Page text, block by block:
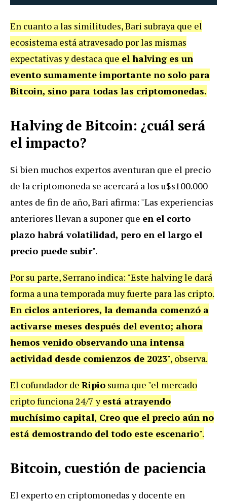
En cuanto a las similitudes, Bari subraya que el
ecosistema está atravesado por las mismas
expectativas y destaca que el halving es un
evento sumamente importante no solo para
Bitcoin, sino para todas las criptomonedas.
Halving de Bitcoin: ¿cuál será
el impacto?
Si bien muchos expertos aventuran que el precio
de la criptomoneda se acercará a los u$s100.000
antes de fin de año, Bari afirma: "Las experiencias
anteriores llevan a suponer que en el corto
plazo habrá volatilidad, pero en el largo el
precio puede subir".
Por su parte, Serrano indica: "Este halving le dará
forma a una temporada muy fuerte para las cripto.
En ciclos anteriores, la demanda comenzó a
activarse meses después del evento; ahora
hemos venido observando una intensa
actividad desde comienzos de 2023", observa.
El cofundador de Ripio suma que "el mercado
cripto funciona 24/7 yestá atrayendo
muchísimo capital, Creo que el precio aún no
está demostrando del todo este escenario".
Bitcoin, cuestión de paciencia
El experto en criptomonedas y docente en